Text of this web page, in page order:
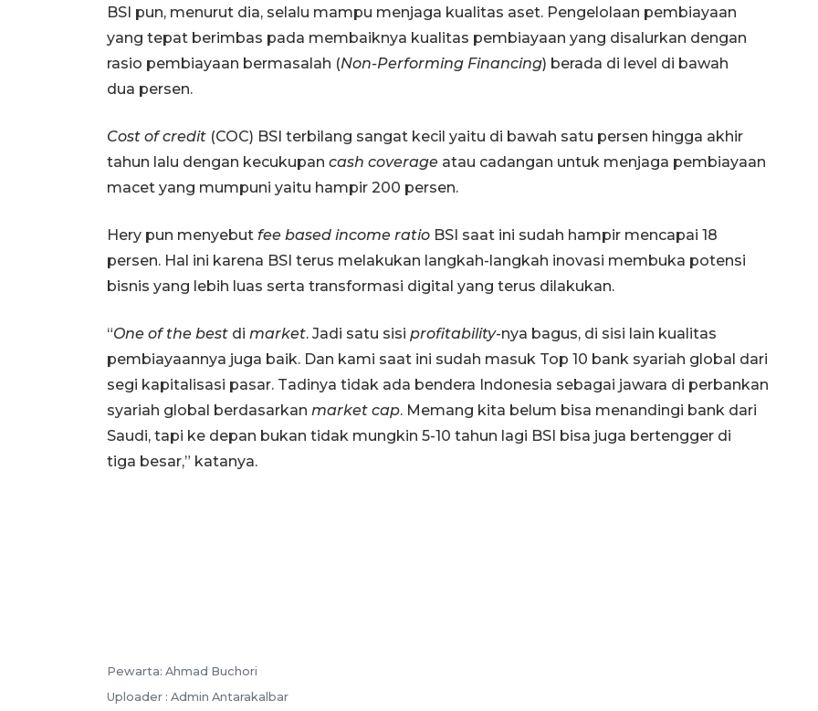
BSI pun, menurut dia, selalu mampu menjaga kualitas aset. Pengelolaan pembiayaan
yang tepat berimbas pada membaiknya kualitas pembiayaan yang disalurkan dengan
rasio pembiayaan bermasalah (Non-Performing Financing) berada di level di bawah
dua persen.
Cost of credit (COC) BSI terbilang sangat kecil yaitu di bawah satu persen hingga akhir
tahun lalu dengan kecukupan cash coverage atau cadangan untuk menjaga pembiayaan
macet yang mumpuni yaitu hampir 200 persen.
Hery pun menyebut fee based income ratio BSI saat ini sudah hampir mencapai 18
persen. Hal ini karena BSI terus melakukan langkah-langkah inovasi membuka potensi
bisnis yang lebih luas serta transformasi digital yang terus dilakukan.
“One of the best di market. Jadi satu sisi profitability-nya bagus, di sisi lain kualitas
pembiayaannya juga baik. Dan kami saat ini sudah masuk Top 10 bank syariah global dari
segi kapitalisasi pasar. Tadinya tidak ada bendera Indonesia sebagai jawara di perbankan
syariah global berdasarkan market cap. Memang kita belum bisa menandingi bank dari
Saudi, tapi ke depan bukan tidak mungkin 5-10 tahun lagi BSI bisa juga bertengger di
tiga besar,” katanya.
Pewarta: Ahmad Buchori
Uploader : Admin Antarakalbar
semakin memuaskan
2026-08-08 15:00:00